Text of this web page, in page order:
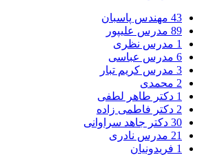
43 مهندس پاسبان
89 مدرس علیپور
1 مدرس نظری
6 مدرس عباسی
3 مدرس کریم تبار
2 محمدی
1 دکتر طاهر لطفی
2 دکتر فاطمی زاده
30 دکتر جاهد سراوانی
21 مدرس نادری
1 فریدونیان